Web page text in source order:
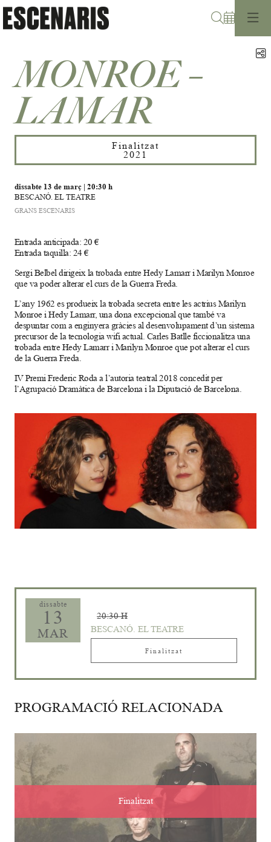
MONROE –
LAMAR
Finalitzat
2021
dissabte 13 de març| 20:30 h
BESCANÓ. EL TEATRE
GRANS ESCENARIS
Entrada anticipada: 20 €
Entrada taquilla: 24 €
Sergi Belbel dirigeix la trobada entre Hedy Lamarr i Marilyn Monroe
que va poder alterar el curs de la Guerra Freda.
L’any 1962 es produeix la trobada secreta entre les actrius Marilyn
Monroe i Hedy Lamarr, una dona excepcional que també va
despuntar com a enginyera gràcies al desenvolupament d’un sistema
precursor de la tecnologia wifi actual. Carles Batlle ficcionalitza una
trobada entre Hedy Lamarr i Marilyn Monroe que pot alterar el curs
de la Guerra Freda.
IV Premi Frederic Roda a l’autoria teatral 2018 concedit per
l’Agrupació Dramàtica de Barcelona i la Diputació de Barcelona.
dissabte
13
MAR
20:30 H
BESCANÓ. EL TEATRE
Finalitzat
PROGRAMACIÓ RELACIONADA
Finalitzat